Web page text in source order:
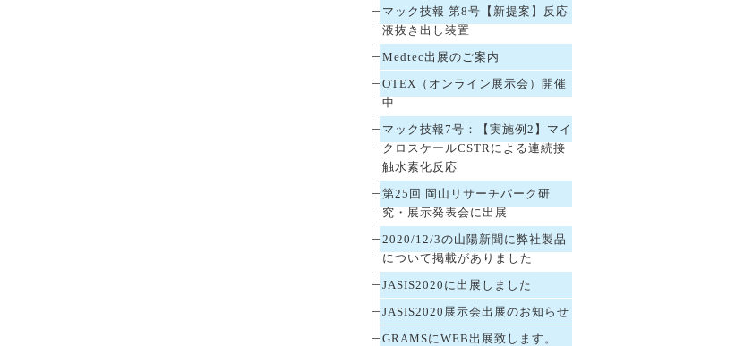
マック技報 第8号【新提案】反応
液抜き出し装置
Medtec出展のご案内
OTEX（オンライン展示会）開催
中
マック技報7号：【実施例2】マイ
クロスケールCSTRによる連続接
触水素化反応
第25回 岡山リサーチパーク研
究・展示発表会に出展
2020/12/3の山陽新聞に弊社製品
について掲載がありました
JASIS2020に出展しました
JASIS2020展示会出展のお知らせ
GRAMSにWEB出展致します。